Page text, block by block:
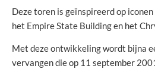
Deze toren is geïnspireerd op
het Empire State Building en het
Met deze ontwikkeling wordt bijna
vervangen die op 11 september